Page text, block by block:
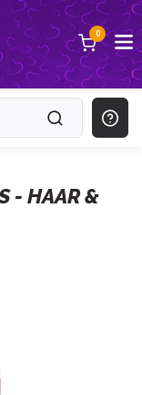
0
- HAAR &